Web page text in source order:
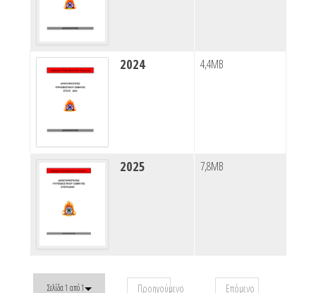
2024 4,4MB
2025 7,8MB
Σελίδα 1 από 1 Προηγούμενο Επόμενο